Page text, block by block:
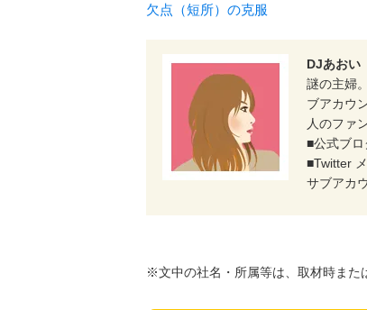
欠点（短所）の克服
DJあおい
謎の主婦
ブアカウ
人のファ
■公式ブ
■Twitter
サブアカ
※文中の社名・所属等は、取材時また